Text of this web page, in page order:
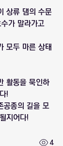
상류 댐의 수문
가 말라가고
모두 마른 상태
활동을 묵인하
!
공종의 길을 모
지어다!
4